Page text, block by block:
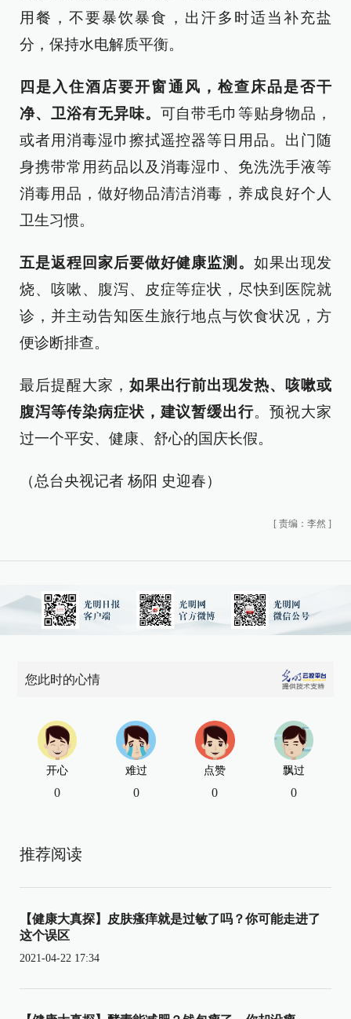
用餐，不要暴饮暴食，出汗多时适当补充盐
分，保持水电解质平衡。
四是入住酒店要开窗通风，检查床品是否干
净、卫浴有无异味。 可自带毛巾等贴身物品，
或者用消毒湿巾擦拭遥控器等日用品。出门随
身携带常用药品以及消毒湿巾、免洗洗手液等
消毒用品，做好物品清洁消毒，养成良好个人
卫生习惯。
五是返程回家后要做好健康监测。如果出现发
烧、咳嗽、腹泻、皮症等症状，尽快到医院就
诊，并主动告知医生旅行地点与饮食状况，方
便诊断排查。
最后提醒大家， 如果出行前出现发热、咳嗽或
腹泻等传染病症状，建议暂缓出行。预祝大家
过一个平安、健康、舒心的国庆长假。
（总台央视记者 杨阳 史迎春）
[ 责编：李然 ]
您此时的心情
开心
0
难过
0
点赞
0
飘过
0
推荐阅读
【健康大真探】皮肤瘙痒就是过敏了吗？你可能走进了
这个误区
2021-04-22 17:34